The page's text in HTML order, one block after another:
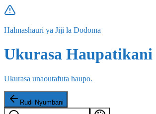
Halmashauri ya Jiji la Dodoma
Ukurasa Haupatikani
Ukurasa unaoutafuta haupo.
Rudi Nyumbani